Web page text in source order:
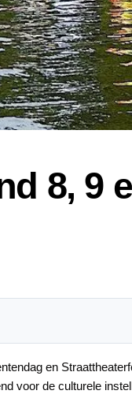
8, 9
en
voor de culturele